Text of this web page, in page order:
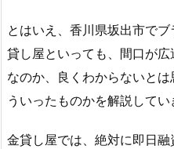
とはいえ、香川県坂出市で
貸し屋といっても、間口が
なのか、良くわからないと
ういったものかを解説してい
金貸し屋では、絶対に即日